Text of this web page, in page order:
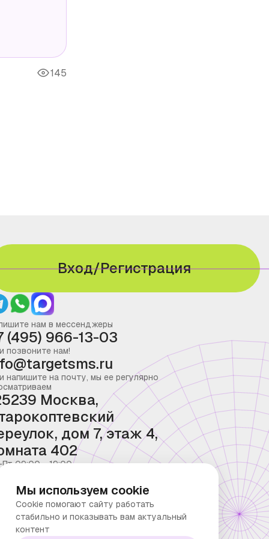
145
Вход/Регистрация
нам в мессенджеры
(495) 966-13-03
позвоните нам!
напишите на почту, мы ее регулярно
Москва,
дом 7, этаж 4,
402
09:00 - 19:00
Мы используем cookie
Cookie помогают сайту работать
стабильно и показывать вам актуальный
контент